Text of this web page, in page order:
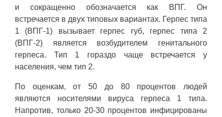
и сокращенно обозначается как ВПГ. Он
встречается в двух типовых вариантах. Герпес типа
1 (ВПГ-1) вызывает герпес губ, герпес типа 2
(ВПГ-2) является возбудителем генитального
герпеса. Тип 1 гораздо чаще встречается у
населения, чем тип 2.
По оценкам, от 50 до 80 процентов людей
являются носителями вируса герпеса 1 типа.
Напротив, только 20-30 процентов инфицированы